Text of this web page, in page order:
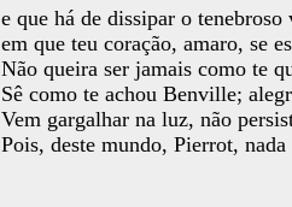
e que há de dissipar o tenebroso
em que teu coração, amaro, se
Não queira ser jamais como te
Sê como te achou Benville;
Vem gargalhar na luz, não
Pois, deste mundo, Pierrot, nada